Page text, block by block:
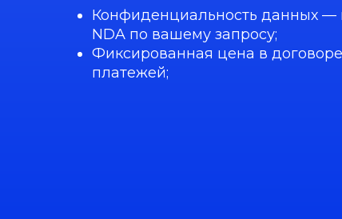
Конфиденциальность данных —
NDA по вашему запросу;
Фиксированная цена в
платежей;